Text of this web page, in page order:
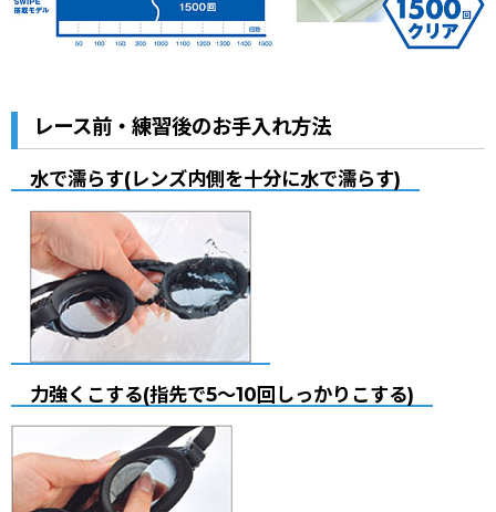
レース前・練習後のお手入れ方法
水で濡らす(レンズ内側を十分に水で濡らす)
力強くこする(指先で5〜10回しっかりこする)